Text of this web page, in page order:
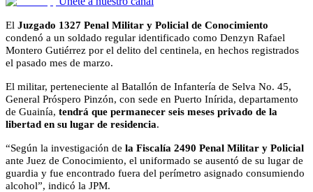
El Juzgado 1327 Penal Militar y Policial de Conocimiento
condenó a un soldado regular identificado como Denzyn Rafael
Montero Gutiérrez por el delito del centinela, en hechos registrados
el pasado mes de marzo.
El militar, perteneciente al Batallón de Infantería de Selva No. 45,
General Próspero Pinzón, con sede en Puerto Inírida, departamento
de Guainía, tendrá que permanecer seis meses privado de la
libertad en su lugar de residencia.
“Según la investigación de la Fiscalía 2490 Penal Militar y Policial
ante Juez de Conocimiento, el uniformado se ausentó de su lugar de
guardia y fue encontrado fuera del perímetro asignado consumiendo
alcohol”, indicó la JPM.